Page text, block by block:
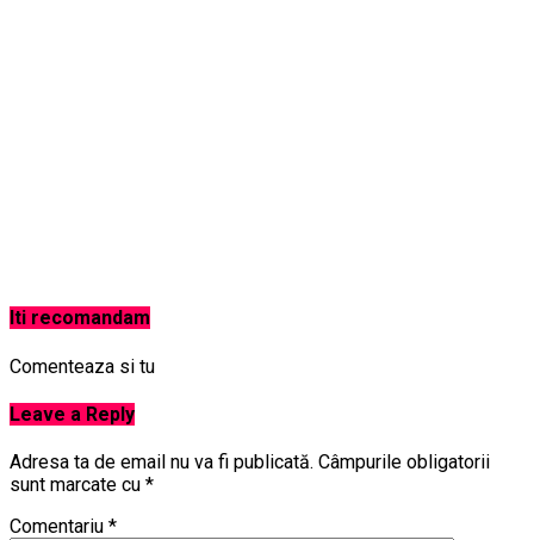
Iti recomandam
Comenteaza si tu
Leave a Reply
Adresa ta de email nu va fi publicată. Câmpurile obligatorii
sunt marcate cu *
Comentariu *